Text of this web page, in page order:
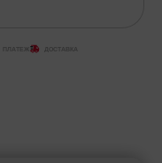
ПЛАТЕЖ ДОСТАВКА